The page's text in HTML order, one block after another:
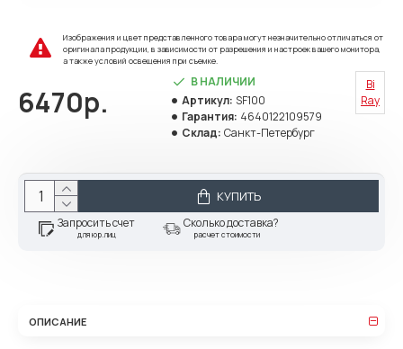
Изображения и цвет представленного товара могут незначительно отличаться от
оригинала продукции, в зависимости от разрешения и настроек вашего монитора,
а также условий освещения при съемке.
6470р.
В НАЛИЧИИ
Артикул: SF100
Гарантия: 4640122109579
Склад: Санкт-Петербург
Bi
Ray
КУПИТЬ
Запросить счет
для юр.лиц
Сколько доставка?
расчет стоимости
ОПИСАНИЕ